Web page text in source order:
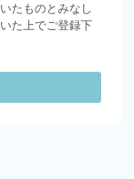
たものとみなし
た上でご登録下